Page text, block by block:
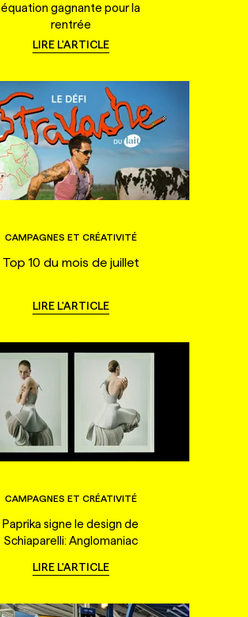
équation gagnante pour la
rentrée
LIRE L'ARTICLE
CAMPAGNES ET CRÉATIVITÉ
Top 10 du mois de juillet
LIRE L'ARTICLE
CAMPAGNES ET CRÉATIVITÉ
Paprika signe le design de
Schiaparelli: Anglomaniac
LIRE L'ARTICLE